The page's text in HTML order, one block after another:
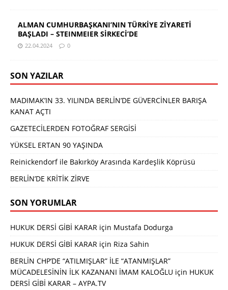
ALMAN CUMHURBAŞKANI’NIN TÜRKİYE ZİYARETİ
BAŞLADI – STEINMEIER SİRKECİ’DE
22.04.2024 0
SON YAZILAR
MADIMAK’IN 33. YILINDA BERLİN’DE GÜVERCİNLER BARIŞA
KANAT AÇTI
GAZETECİLERDEN FOTOĞRAF SERGİSİ
YÜKSEL ERTAN 90 YAŞINDA
Reinickendorf ile Bakırköy Arasında Kardeşlik Köprüsü
BERLİN’DE KRİTİK ZİRVE
SON YORUMLAR
HUKUK DERSİ GİBİ KARAR için Mustafa Dodurga
HUKUK DERSİ GİBİ KARAR için Riza Sahin
BERLİN CHP’DE “ATILMIŞLAR” İLE “ATANMIŞLAR”
MÜCADELESİNİN İLK KAZANANI İMAM KALOĞLU için HUKUK
DERSİ GİBİ KARAR – AYPA.TV